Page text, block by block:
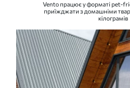
Vento працює у форматі pet-
приїжджати з домашніми
кілограмів